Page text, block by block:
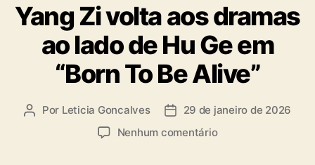
t
e
g
o
i
Yang Zi volta aos dramas
ao lado de Hu Ge em
“Born To Be Alive”
A Por Leticia Goncalves
D 29 de janeiro de 2026
Nenhum comentárioe